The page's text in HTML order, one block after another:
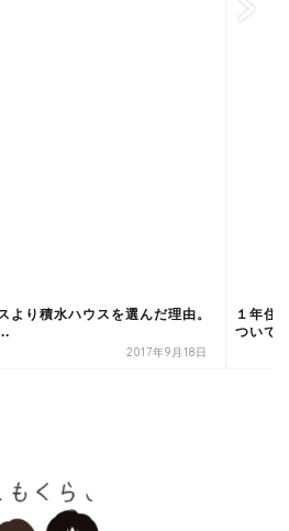
より積水ハウスを選んだ理由。
2017年9月18日
１年住
ついて